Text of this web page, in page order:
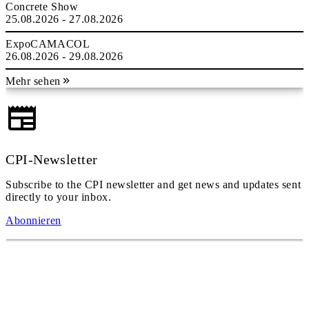
Concrete Show
25.08.2026 - 27.08.2026
ExpoCAMACOL
26.08.2026 - 29.08.2026
Mehr sehen
CPI-Newsletter
Subscribe to the CPI newsletter and get news and updates sent
directly to your inbox.
Abonnieren